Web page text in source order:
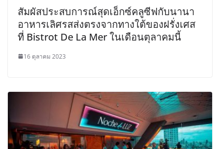
สัมผัสประสบการณ์สุดเอ็กซ์คลูซีฟกับนานา
อาหารเลิศรสส่งตรงจากทางใต้ของฝรั่งเศส
ที่ Bistrot De La Mer ในเดือนตุลาคมนี้
16 ตุลาคม 2023